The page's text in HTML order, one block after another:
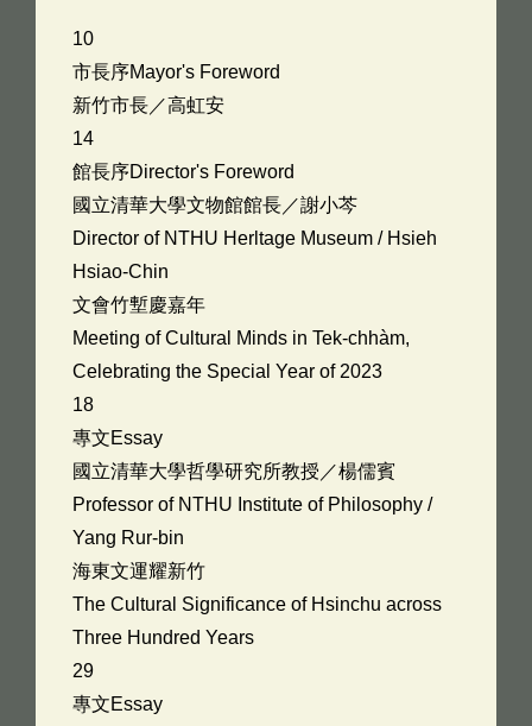
10
市長序Mayor's Foreword
新竹市長／高虹安
14
館長序Director's Foreword
國立清華大學文物館館長／謝小芩
Director of NTHU Herltage Museum / Hsieh
Hsiao-Chin
文會竹塹慶嘉年
Meeting of Cultural Minds in Tek-chhàm,
Celebrating the Special Year of 2023
18
專文Essay
國立清華大學哲學研究所教授／楊儒賓
Professor of NTHU Institute of Philosophy /
Yang Rur-bin
海東文運耀新竹
The Cultural Significance of Hsinchu across
Three Hundred Years
29
專文Essay